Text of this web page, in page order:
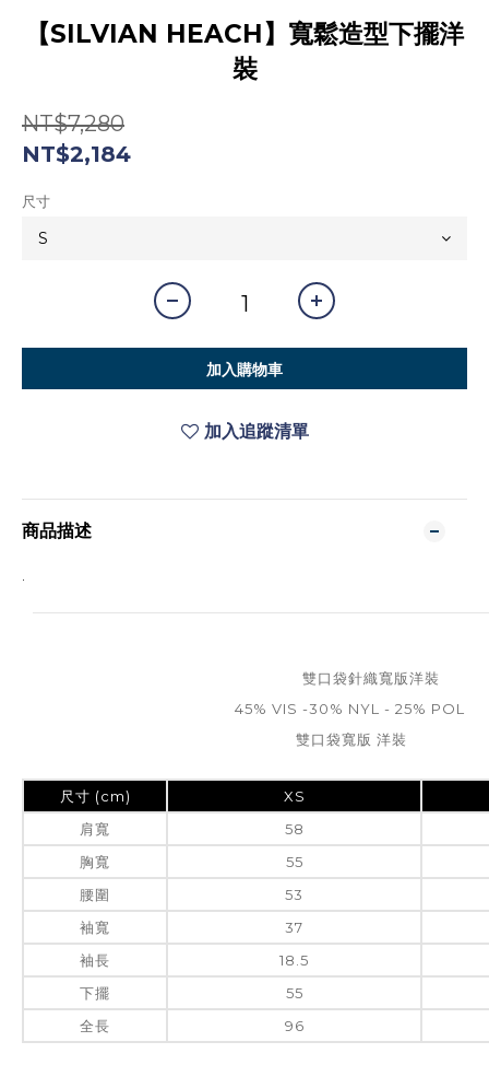
【SILVIAN HEACH】寬鬆造型下擺洋
裝
NT$7,280
NT$2,184
尺寸
加入購物車
加入追蹤清單
商品描述
雙口袋針織寬版洋裝
45% VIS -30% NYL - 25% POL
雙口袋寬版 洋裝
尺寸 (cm)
XS
肩寬
58
胸寬
55
腰圍
53
袖寬
37
袖長
18.5
下擺
55
全長
96